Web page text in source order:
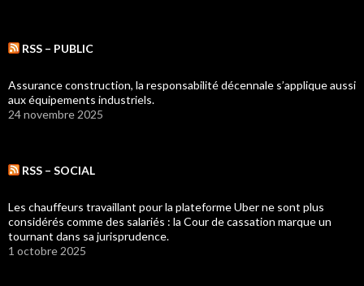
RSS – PUBLIC
Assurance construction, la responsabilité décennale s’applique aussi
aux équipements industriels.
24 novembre 2025
RSS – SOCIAL
Les chauffeurs travaillant pour la plateforme Uber ne sont plus
considérés comme des salariés : la Cour de cassation marque un
tournant dans sa jurisprudence.
1 octobre 2025